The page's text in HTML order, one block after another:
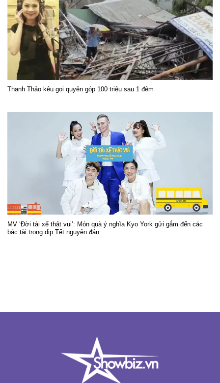
Thanh Thảo kêu gọi quyên góp 100 triệu sau 1 đêm
MV ‘Đời tài xế thật vui’: Món quà ý nghĩa Kyo York gửi gắm đến các
bác tài trong dịp Tết nguyên đán